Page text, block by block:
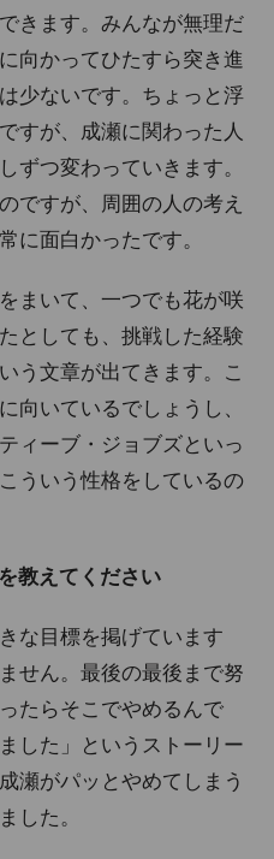
きます。みんなが無理だ
向かってひたすら突き進
少ないです。ちょっと浮
すが、成瀬に関わった人
ずつ変わっていきます。
ですが、周囲の人の考え
に面白かったです。
まいて、一つでも花が咲
としても、挑戦した経験
う文章が出てきます。こ
向いているでしょうし、
ィーブ・ジョブズといっ
ういう性格をしているの
教えてください
な目標を掲げています
せん。最後の最後まで努
たらそこでやめるんで
した」というストーリー
瀬がパッとやめてしまう
した。